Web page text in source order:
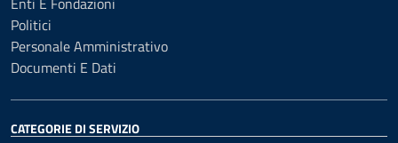
Politici
Personale Amministrativo
Documenti E Dati
CATEGORIE DI SERVIZIO